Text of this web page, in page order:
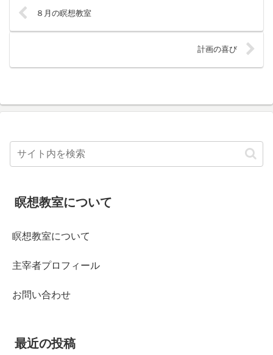
８月の瞑想教室
計画の喜び
瞑想教室について
瞑想教室について
主宰者プロフィール
お問い合わせ
最近の投稿